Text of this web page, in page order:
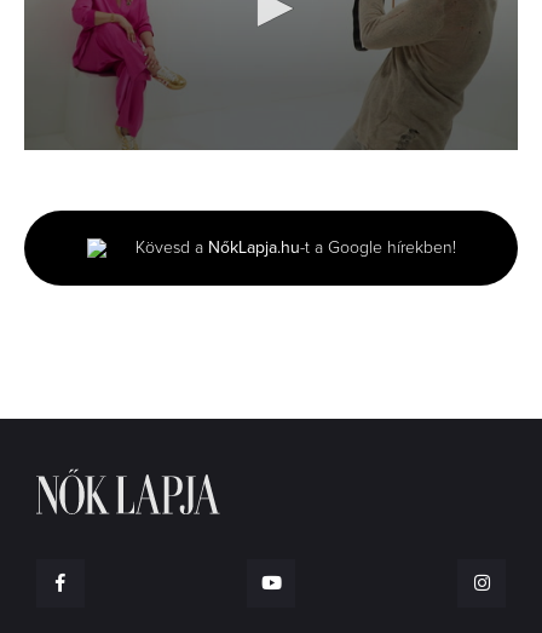
minutes,
48
seconds
Kövesd a NőkLapja.hu-t a Google hírekben!